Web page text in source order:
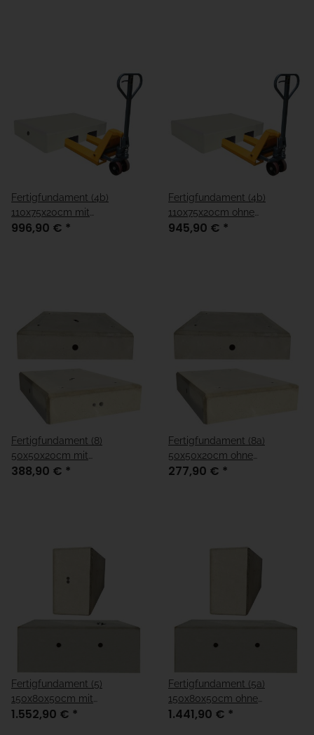
Fertigfundament (4b)
110x75x20cm mit
Kabelleerrohre,
996,90 € *
Fertigfundament (4b)
110x75x20cm ohne
Kabelleerrohre,
945,90 € *
Fertigfundament (8)
50x50x20cm mit
Kabelleerrohre
388,90 € *
Fertigfundament (8a)
50x50x20cm ohne
Kabelleerrohre
277,90 € *
Fertigfundament (5)
150x80x50cm mit
Kabelleerrohre
1.552,90 € *
Fertigfundament (5a)
150x80x50cm ohne
Kabelleerrohre
1.441,90 € *